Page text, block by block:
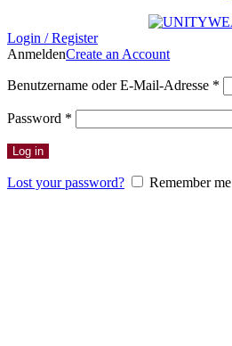
Login / Register
AnmeldenCreate an Account
Benutzername oder E-Mail-Adresse *
Password *
Log in
Lost your password? Remember me